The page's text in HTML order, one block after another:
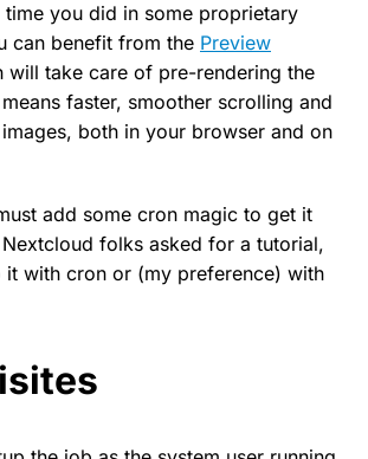
time you did in some proprietary
can benefit from the Preview
will take care of pre-rendering the
faster, smoother scrolling and
both in your browser and on
add some cron magic to get it
folks asked for a tutorial,
it with cron or (my preference) with